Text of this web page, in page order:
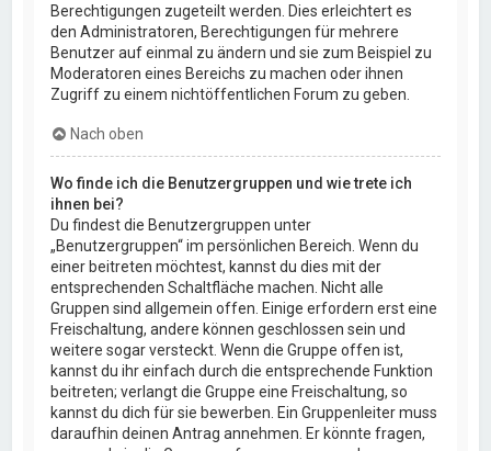
Berechtigungen zugeteilt werden. Dies erleichtert es
den Administratoren, Berechtigungen für mehrere
Benutzer auf einmal zu ändern und sie zum Beispiel zu
Moderatoren eines Bereichs zu machen oder ihnen
Zugriff zu einem nichtöffentlichen Forum zu geben.
Nach oben
Wo finde ich die Benutzergruppen und wie trete ich
ihnen bei?
Du findest die Benutzergruppen unter
„Benutzergruppen“ im persönlichen Bereich. Wenn du
einer beitreten möchtest, kannst du dies mit der
entsprechenden Schaltfläche machen. Nicht alle
Gruppen sind allgemein offen. Einige erfordern erst eine
Freischaltung, andere können geschlossen sein und
weitere sogar versteckt. Wenn die Gruppe offen ist,
kannst du ihr einfach durch die entsprechende Funktion
beitreten; verlangt die Gruppe eine Freischaltung, so
kannst du dich für sie bewerben. Ein Gruppenleiter muss
daraufhin deinen Antrag annehmen. Er könnte fragen,